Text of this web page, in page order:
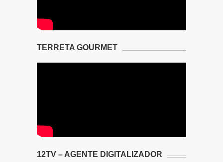
TERRETA GOURMET
12TV – AGENTE DIGITALIZADOR